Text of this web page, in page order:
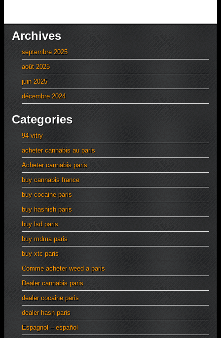
Archives
septembre 2025
août 2025
juin 2025
décembre 2024
Categories
94 vitry
acheter cannabis au paris
Acheter cannabis paris
buy cannabis france
buy cocaine paris
buy hashish paris
buy lsd paris
buy mdma paris
buy xtc paris
Comme acheter weed a paris
Dealer cannabis paris
dealer cocaine paris
dealer hash paris
Espagnol – español